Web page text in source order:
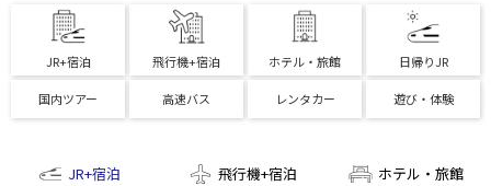
JR+宿泊 飛行機+宿泊 ホテル・旅館 日帰りJR
国内ツアー 高速バス レンタカー 遊び・体験
JR+宿泊 飛行機+宿泊 ホテル・旅館